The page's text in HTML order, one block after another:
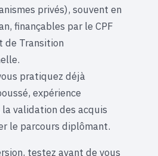
privés), souvent en
finançables par le CPF
de Transition
pratiquez déjà
expérience
validation des acquis
le parcours diplômant.
testez avant de vous